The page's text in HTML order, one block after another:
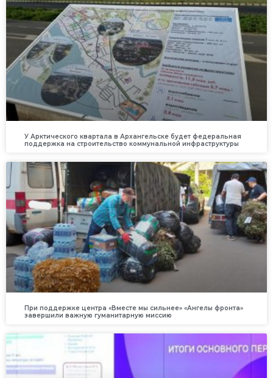
У Арктического квартала в Архангельске будет федеральная
поддержка на строительство коммунальной инфраструктуры
При поддержке центра «Вместе мы сильнее» «Ангелы фронта»
завершили важную гуманитарную миссию